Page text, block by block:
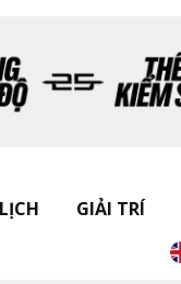
GIẢI TRÍ